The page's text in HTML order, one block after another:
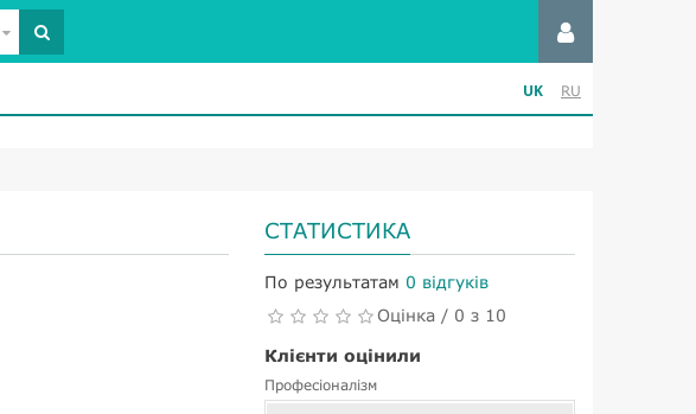
UK RU
СТАТИСТИКА
По результатам 0 відгуків
Оцінка / 0 з 10
Клієнти оцінили
Професіоналізм